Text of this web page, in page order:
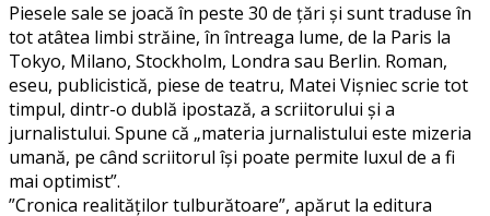
Piesele sale se joacă în peste 30 de ţări şi sunt traduse în
tot atâtea limbi străine, în întreaga lume, de la Paris la
Tokyo, Milano, Stockholm, Londra sau Berlin. Roman,
eseu, publicistică, piese de teatru, Matei Vişniec scrie tot
timpul, dintr-o dublă ipos­tază, a scriitorului şi a
jurnalistului. Spune că „materia jurnalistului este mizeria
umană, pe când scriitorul îşi poate permite luxul de a fi
mai optimist”.
”Cronica realităţilor tulburătoare”, apărut la editura